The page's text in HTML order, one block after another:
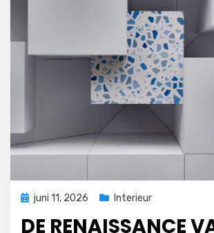
Geplaatst
juni 11, 2026 Interieur
DE RENAISSANCE